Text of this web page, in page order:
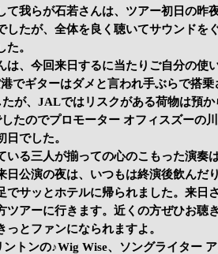
て我らが石若さんは、ツアー初日の昨
したが、全体を良く聴いてサウンドを
。
は、今回来日するに当たりご自分の使
でギターはダメと言われ手ぶらで搭乗
が、JALではリスクがある荷物は預か
たのでプロモーター オフィスズーの
日でした。
いる三人が揃っての心のこもった演奏
日公演の夜は、いつもは終演後飲んだ
でサッとホテルに帰られました。来日
ツアーに行きます。近くの方ぜひお聴
っとファンになられますよ。
トンの♪Wig Wise、ソングライター